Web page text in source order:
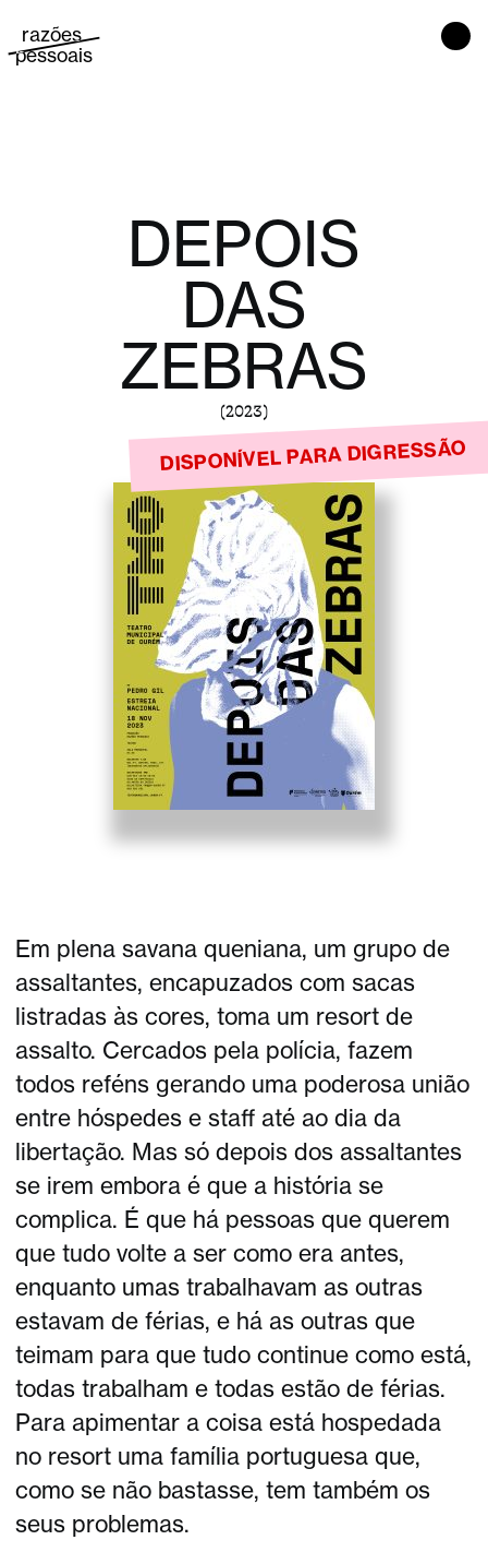
Main Navigation
razões
pessoais
DEPOIS
DAS
ZEBRAS
(2023)
DISPONÍVEL PARA DIGRESSÃO
Em plena savana queniana, um grupo de
assaltantes, encapuzados com sacas
listradas às cores, toma um resort de
assalto. Cercados pela polícia, fazem
todos reféns gerando uma poderosa união
entre hóspedes e staff até ao dia da
libertação. Mas só depois dos assaltantes
se irem embora é que a história se
complica. É que há pessoas que querem
que tudo volte a ser como era antes,
enquanto umas trabalhavam as outras
estavam de férias, e há as outras que
teimam para que tudo continue como está,
todas trabalham e todas estão de férias.
Para apimentar a coisa está hospedada
no resort uma família portuguesa que,
como se não bastasse, tem também os
seus problemas.